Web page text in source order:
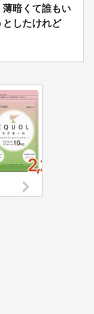
暗くて誰もい
したけれど